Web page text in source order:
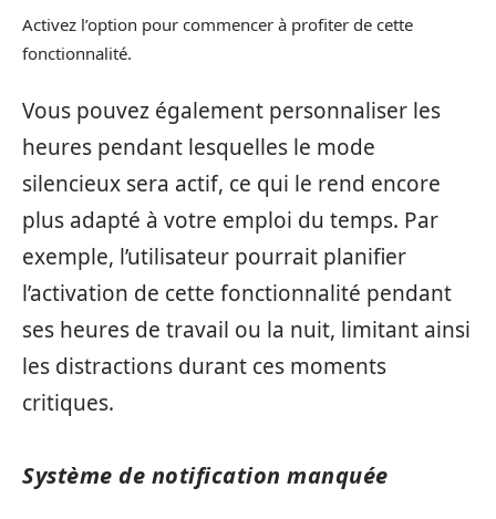
Activez l’option pour commencer à profiter de cette
fonctionnalité.
Vous pouvez également personnaliser les
heures pendant lesquelles le mode
silencieux sera actif, ce qui le rend encore
plus adapté à votre emploi du temps. Par
exemple, l’utilisateur pourrait planifier
l’activation de cette fonctionnalité pendant
ses heures de travail ou la nuit, limitant ainsi
les distractions durant ces moments
critiques.
Système de notification manquée